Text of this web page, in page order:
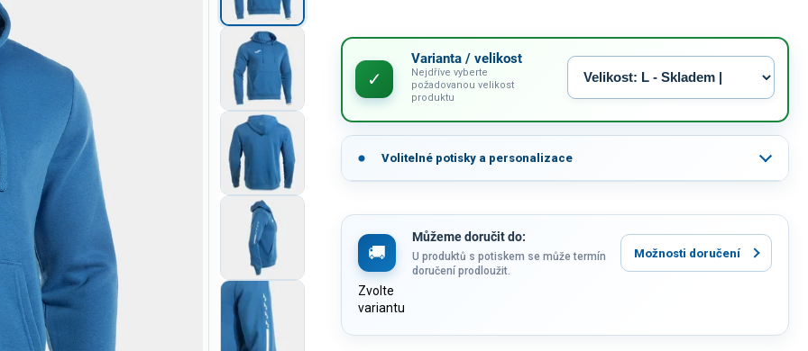
Varianta / velikost
Nejdříve vyberte
požadovanou velikost
produktu
Volitelné potisky a personalizace
Můžeme doručit do:
Zvolte
variantu
U produktů s potiskem se může termín
doručení prodloužit.
Možnosti doručení